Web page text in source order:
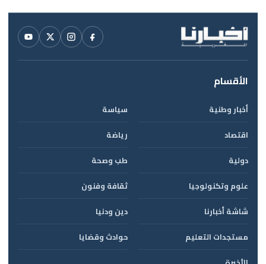
الأقسام
أخبار وطنية
سياسة
اقتصاد
رياضة
دولية
طب وصحة
علوم وتكنولوجيا
ثقافة وفنون
شاشة أخبارنا
دين ودنيا
مستجدات التعليم
حوادث وقضايا